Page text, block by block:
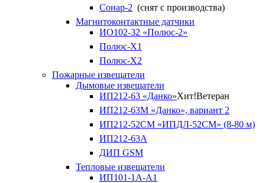
Сонар-2 (снят с производства)
Магнитоконтактные датчики
ИО102-32 «Полюс-2»
Полюс-X1
Полюс-X2
Пожарные извещатели
Дымовые извещатели
ИП212-63 «Данко»Хит!Ветеран
ИП212-63М «Данко», вариант 2
ИП212-52СМ «ИПДЛ-52СМ» (8-80 м)
ИП212-63А
ДИП GSM
Тепловые извещатели
ИП101-1А-А1